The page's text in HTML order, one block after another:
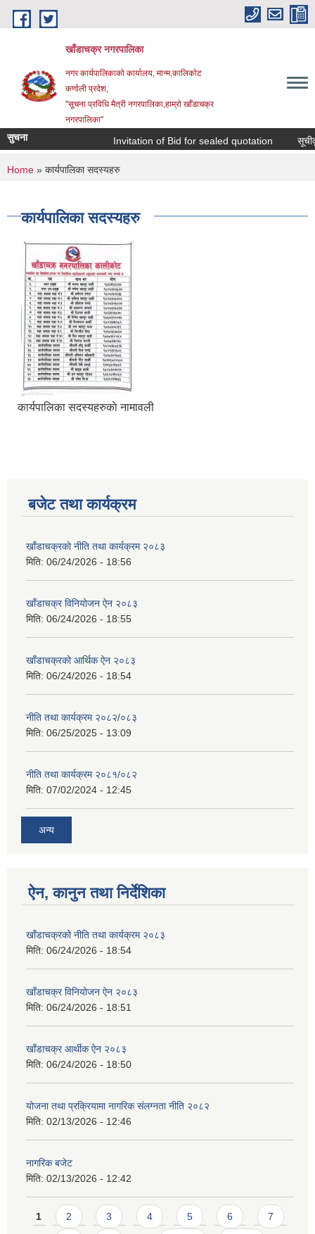
Skip to main content
खाँडाचक्र नगरपालिका
नगर कार्यपालिकाकाे कार्यालय, मान्म,कालिकाेट
क‍र्णाली प्रदेश,
"सूचना प्रविधि मैत्री नगरपालिका,हाम्राे खाँडाचक्र
नगरपालिका"
सुचना Invitation of Bid for sealed quotation
You are here
Home » कार्यपालिका सदस्यहरु
कार्यपालिका सदस्यहरु
कार्यपालिका सदस्यहरुकाे नामावली
बजेट तथा कार्यक्रम
खाँडाचक्रको नीति तथा कार्यक्रम २०८३
मिति: 06/24/2026 - 18:56
खाँडाचक्र विनियोजन ऐन २०८३
मिति: 06/24/2026 - 18:55
खाँडाचक्रको आर्थिक ऐन २०८३
मिति: 06/24/2026 - 18:54
नीति तथा कार्यक्रम २०८२/०८३
मिति: 06/25/2025 - 13:09
नीति तथा कार्यक्रम २०८१/०८२
मिति: 07/02/2024 - 12:45
अन्य
ऐन, कानुन तथा निर्देशिका
खाँडाचक्रको नीति तथा कार्यक्रम २०८३
मिति: 06/24/2026 - 18:54
खाँडाचक्र विनियोजन ऐन २०८३
मिति: 06/24/2026 - 18:51
खाँडाचक्र आर्थीक ऐन २०८३
मिति: 06/24/2026 - 18:50
योजना तथा प्रक्रियामा नागरिक संलग्नता नीति २०८२
मिति: 02/13/2026 - 12:46
नागरिक बजेट
मिति: 02/13/2026 - 12:42
Pages
1 2 3 4 5 6 7